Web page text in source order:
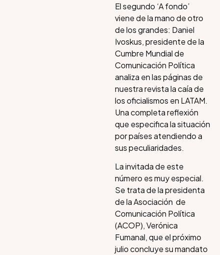
El segundo ‘A fondo’
viene de la mano de otro
de los grandes: Daniel
Ivoskus, presidente de la
Cumbre Mundial de
Comunicación Política
analiza en las páginas de
nuestra revista la caía de
los oficialismos en LATAM.
Una completa reflexión
que especifica la situación
por países atendiendo a
sus peculiaridades.
La invitada de este
número es muy especial.
Se trata de la presidenta
de la Asociación de
Comunicación Política
(ACOP), Verónica
Fumanal, que el próximo
julio concluye su mandato